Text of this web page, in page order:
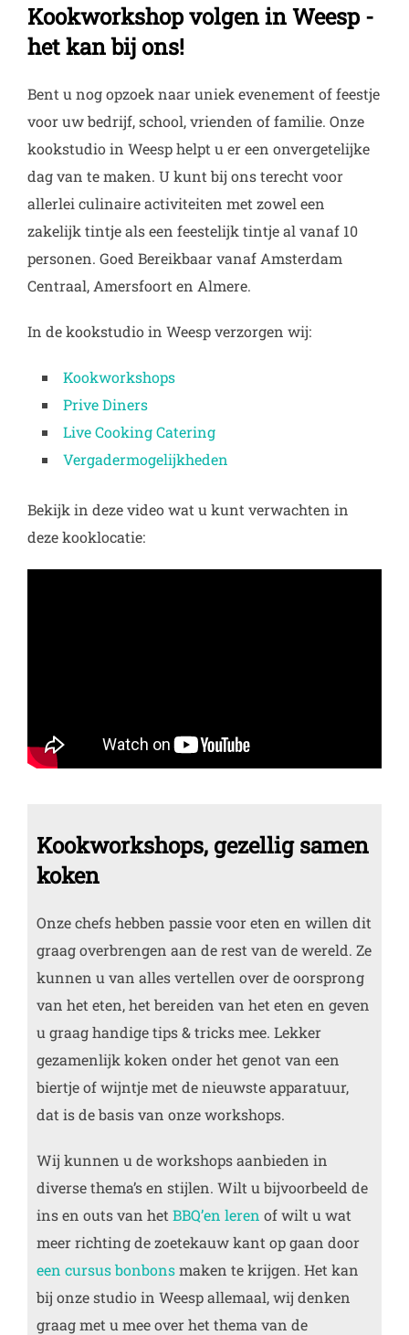
Kookworkshop volgen in Weesp -
het kan bij ons!
Bent u nog opzoek naar uniek evenement of feestje
voor uw bedrijf, school, vrienden of familie. Onze
kookstudio in Weesp helpt u er een onvergetelijke
dag van te maken. U kunt bij ons terecht voor
allerlei culinaire activiteiten met zowel een
zakelijk tintje als een feestelijk tintje al vanaf 10
personen. Goed Bereikbaar vanaf Amsterdam
Centraal, Amersfoort en Almere.
In de kookstudio in Weesp verzorgen wij:
Kookworkshops
Prive Diners
Live Cooking Catering
Vergadermogelijkheden
Bekijk in deze video wat u kunt verwachten in
deze kooklocatie:
Kookworkshops, gezellig samen
koken
Onze chefs hebben passie voor eten en willen dit
graag overbrengen aan de rest van de wereld. Ze
kunnen u van alles vertellen over de oorsprong
van het eten, het bereiden van het eten en geven
u graag handige tips & tricks mee. Lekker
gezamenlijk koken onder het genot van een
biertje of wijntje met de nieuwste apparatuur,
dat is de basis van onze workshops.
Wij kunnen u de workshops aanbieden in
diverse thema’s en stijlen. Wilt u bijvoorbeeld de
ins en outs van het BBQ’en leren of wilt u wat
meer richting de zoetekauw kant op gaan door
een cursus bonbonsmaken te krijgen. Het kan
bij onze studio in Weesp allemaal, wij denken
graag met u mee over het thema van de